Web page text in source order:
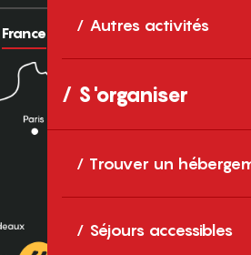
Autres activités
S'organiser
Trouver un
Séjours accessibles
France Europe